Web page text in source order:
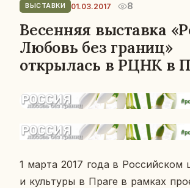
ВЫСТАВКИ 01.03.2017 8
Весенняя выставка
Любовь без границ»
открылась в РЦНК в
1 марта 2017 года в Рос­сий­ском
и куль­ту­ры в Праге в рамках